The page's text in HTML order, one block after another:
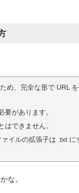
め、完全な形で URL
があります。
できません。
イルの拡張子は .txt に
な。